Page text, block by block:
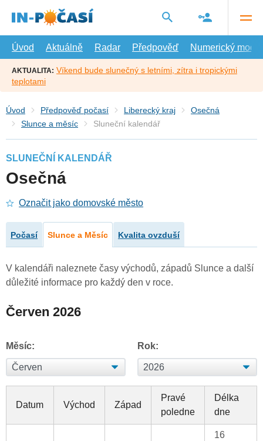
hlavní
Úvod
Aktuálně Radar Předpověď Numerický model
AKTUALITA: Víkend bude slunečný s letními, zítra i tropickými
teplotami
Úvod Předpověď počasí Liberecký kraj
Osečná
Slunce a měsíc
Sluneční kalendář
SLUNEČNÍ KALENDÁŘ
Osečná
Označit jako domovské město
Počasí Slunce a Měsíc Kvalita ovzduší
V kalendáři naleznete časy východů, západů Slunce a další
důležité informace pro každý den v roce.
Červen 2026
Měsíc: Rok:
Datum Východ Západ
Pravé
poledne
Délka
dne
16